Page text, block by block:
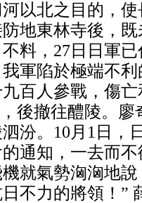
以北之目的，
地東林寺後，
料，27日日軍
軍陷於極端不
百人參戰，傷
後撤往醴陵。
汾。10月1日，
通知，一去而
就氣勢洶洶地
不力的將領！”